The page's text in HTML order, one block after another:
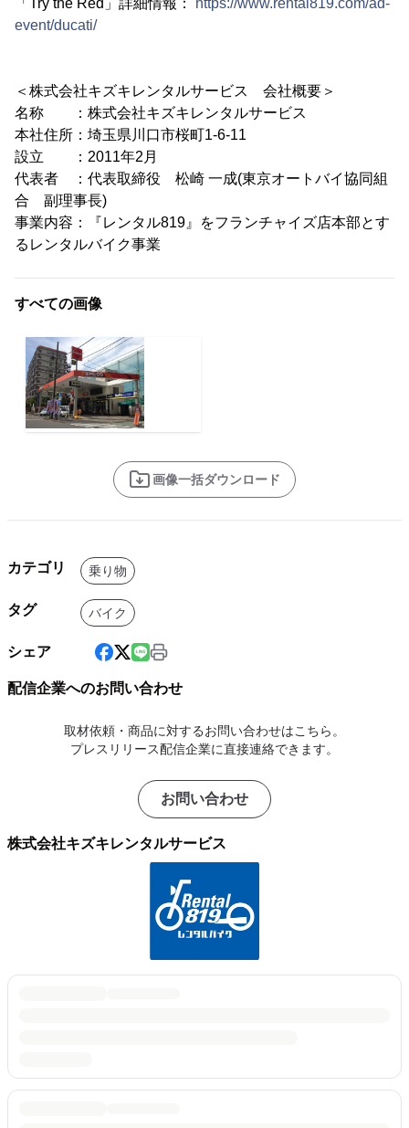
「Try the Red」詳細情報：
https://www.rental819.com/ad-
event/ducati/
＜株式会社キズキレンタルサービス 会社概要＞
名称 ：株式会社キズキレンタルサービス
本社住所：埼玉県川口市桜町1-6-11
設立 ：2011年2月
代表者 ：代表取締役 松崎 一成(東京オートバイ協同組
合 副理事長)
事業内容：『レンタル819』をフランチャイズ店本部とす
るレンタルバイク事業
すべての画像
画像一括ダウンロード
カテゴリ 乗り物
タグ バイク
シェア
配信企業へのお問い合わせ
取材依頼・商品に対するお問い合わせはこちら。
プレスリリース配信企業に直接連絡できます。
お問い合わせ
株式会社キズキレンタルサービス